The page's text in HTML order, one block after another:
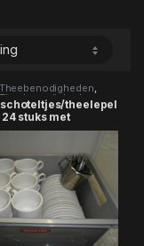
,
& servies
theelepel
stuks met